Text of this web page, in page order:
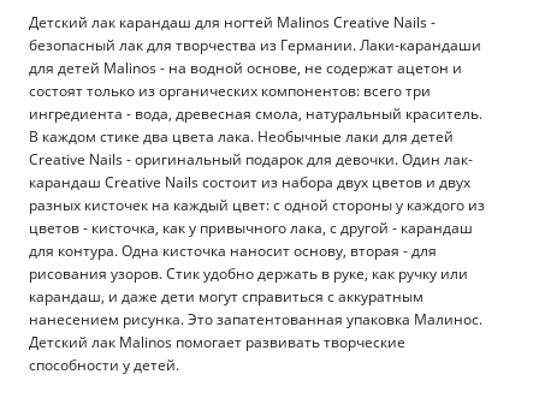
Детский лак карандаш для ногтей Malinos Creative Nails -
безопасный лак для творчества из Германии. Лаки-карандаши
для детей Malinos - на водной основе, не содержат ацетон и
состоят только из органических компонентов: всего три
ингредиента - вода, древесная смола, натуральный краситель.
В каждом стике два цвета лака. Необычные лаки для детей
Creative Nails - оригинальный подарок для девочки. Один лак-
карандаш Creative Nails состоит из набора двух цветов и двух
разных кисточек на каждый цвет: с одной стороны у каждого из
цветов - кисточка, как у привычного лака, с другой - карандаш
для контура. Одна кисточка наносит основу, вторая - для
рисования узоров. Стик удобно держать в руке, как ручку или
карандаш, и даже дети могут справиться с аккуратным
нанесением рисунка. Это запатентованная упаковка Малинос.
Детский лак Malinos помогает развивать творческие
способности у детей.